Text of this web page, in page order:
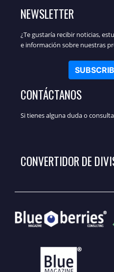
NEWSLETTER
¿Te gustaría recibir noticias,
e información sobre nuestras
CONTÁCTANOS
Si tienes alguna duda o
CONVERTIDOR DE